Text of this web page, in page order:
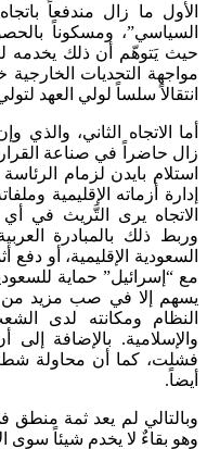
الأول ما زال مندفعاً
السياسي”، ومسكوناً
حيث يَتوهّم أن ذلك يخدمه
مواجهة التحديات الخارجية
انتقالاً سلساً لولي العهد
أما الاتجاه الثاني،
زال حاضراً في صناعة
استلام بايدن لزمام
إدارة أزماته الإقليمية
الاتجاه يرى التَّريث في
وربط ذلك بالمبادرة
السعودية الإقليمية، أو
مع “إسرائيل” حماية
يسهم إلا في صب مزيد من
النظام ومكانته لدى
والإسلامية. بالإضافة
فشلت، كما أن محاولة
أيضاً.
وبالتالي لم يعد ثمة
وهو بقاءٌ لا يخدم شيئاً سوى